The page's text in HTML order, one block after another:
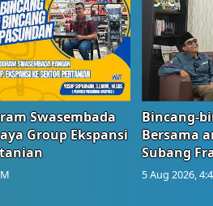
Swasembada
Group Ekspansi
Bincang-
Bersama
Subang
5 Aug 2026,